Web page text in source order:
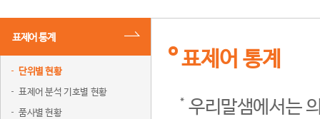
표제어 통계
단위별 현황
표제어 분석 기호별 현황
품사별 현황
표제어 통계
우리말샘에서는